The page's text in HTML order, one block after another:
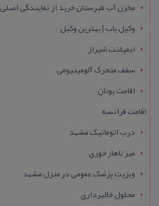
مخزن آب طبرستان خرید از نمایندگی اصلی
وکیل یاب | بهترین وکیل
ایمپلنت شیراز
سقف متحرک آلومینیومی
اقامت یونان
اقامت فرانسه
درب اتوماتیک مشهد
میز ناهار خوری
ویزیت پزشک عمومی در منزل مشهد
محلول خالبرداری